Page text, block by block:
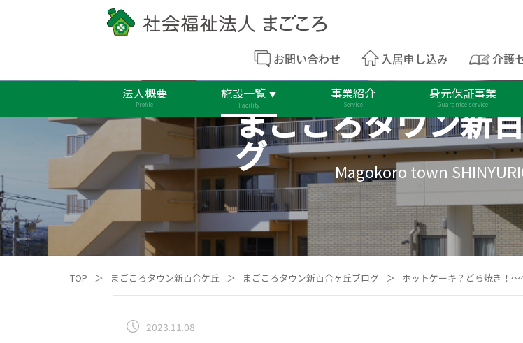
お問い合わせ 入居申し込み 介護
法人概要
Profile
施設一覧
Facility
事業紹介
Service
身元保証事業
Guarantee service
まごころタウン新
グ Magokoro town
TOP ＞ まごころタウン新百合ケ丘 ＞ まごころタウン新百合ヶ丘ブログ ＞ ホットケーキ？どら焼き！～
2023.11.08